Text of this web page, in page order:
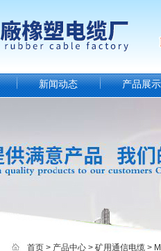
新闻动态 产品展示
首页 > 产品中心 > 矿用通信电缆 >